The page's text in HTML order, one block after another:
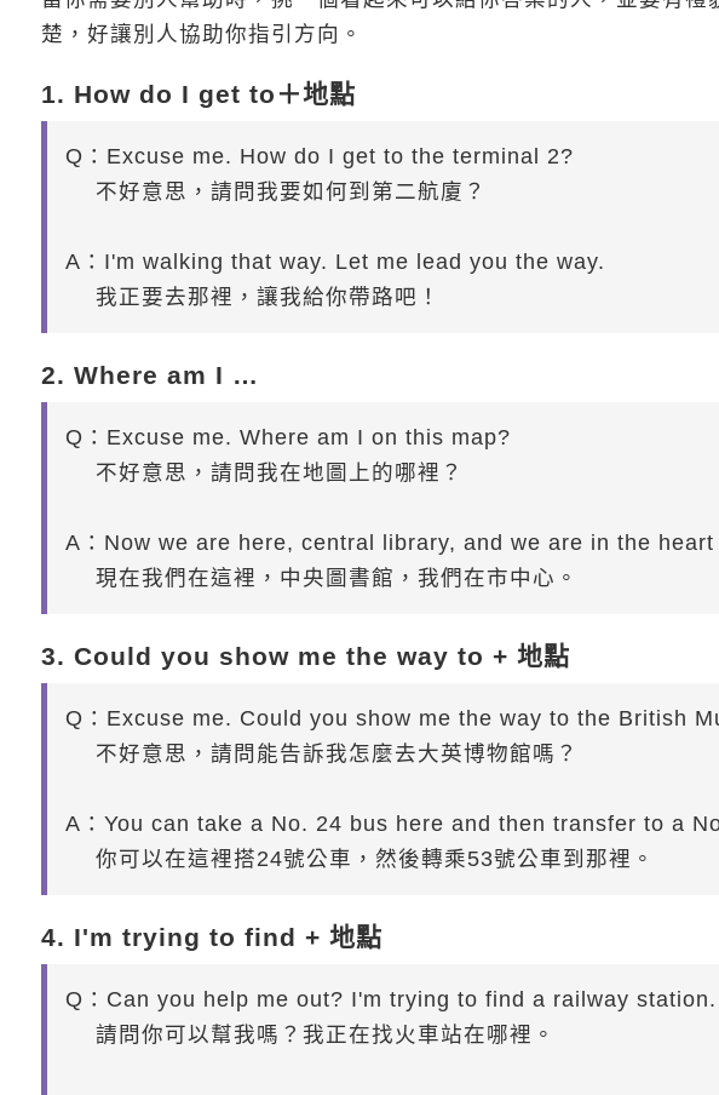
楚，好讓別人協助你指引方向。
1. How do I get to＋地點
Q：Excuse me. How do I get to the terminal 2?
不好意思，請問我要如何到第二航廈？
A：I'm walking that way. Let me lead you the way.
我正要去那裡，讓我給你帶路吧！
2. Where am I …
Q：Excuse me. Where am I on this map?
不好意思，請問我在地圖上的哪裡？
A：Now we are here, central library, and we are in the
現在我們在這裡，中央圖書館，我們在市中心。
3. Could you show me the way to + 地點
Q：Excuse me. Could you show me the way to the British
不好意思，請問能告訴我怎麼去大英博物館嗎？
A：You can take a No. 24 bus here and then transfer to a
你可以在這裡搭24號公車，然後轉乘53號公車到那裡。
4. I'm trying to find + 地點
Q：Can you help me out? I'm trying to find a railway station.
請問你可以幫我嗎？我正在找火車站在哪裡。